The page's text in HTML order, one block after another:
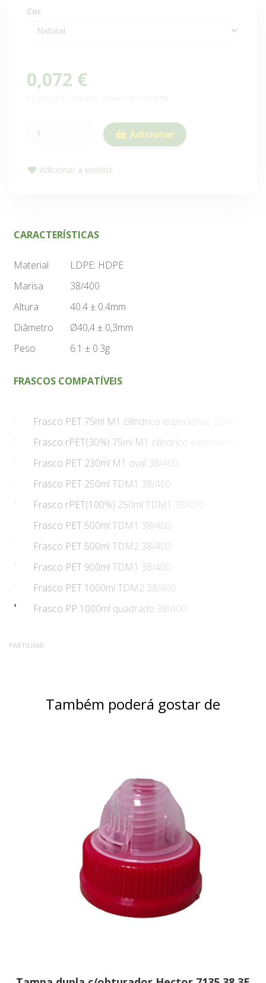
Cor
0,072 €
Adicionar
Adicionar à wishlist
CARACTERÍSTICAS
Material
LDPE; HDPE
Marisa
38/400
Altura
40.4 ± 0.4mm
Diâmetro
Ø40,4 ± 0,3mm
Peso
6.1 ± 0.3g
FRASCOS COMPATÍVEIS
Frasco PET 75ml M1 cilíndrico especiarias 38/400
Frasco rPET(30%) 75ml M1 cilíndrico especiarias 38/
Frasco PET 230ml M1 oval 38/400
Frasco PET 250ml TDM1 38/400
Frasco rPET(100%) 250ml TDM1 38/400
Frasco PET 500ml TDM1 38/400
Frasco PET 500ml TDM2 38/400
Frasco PET 900ml TDM1 38/400
Frasco PET 1000ml TDM2 38/400
Frasco PP 1000ml quadrado 38/400
PARTILHAR
Também poderá gostar de